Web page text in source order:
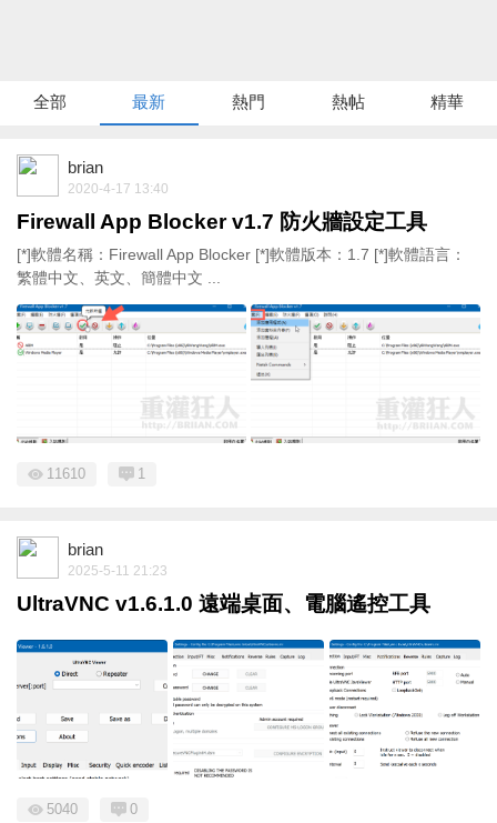
全部 最新 熱門 熱帖 精華
brian
2020-4-17 13:40
Firewall App Blocker v1.7 防火牆設定工具
[*]軟體名稱：Firewall App Blocker [*]軟體版本：1.7 [*]軟體語言：
繁體中文、英文、簡體中文 ...
11610 1
brian
2025-5-11 21:23
UltraVNC v1.6.1.0 遠端桌面、電腦遙控工具
5040 0